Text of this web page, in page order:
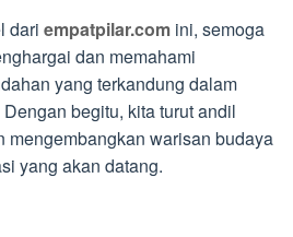
dari empatpilar.com ini, semoga
dan memahami
yang terkandung dalam
begitu, kita turut andil
mengembangkan warisan budaya
yang akan datang.